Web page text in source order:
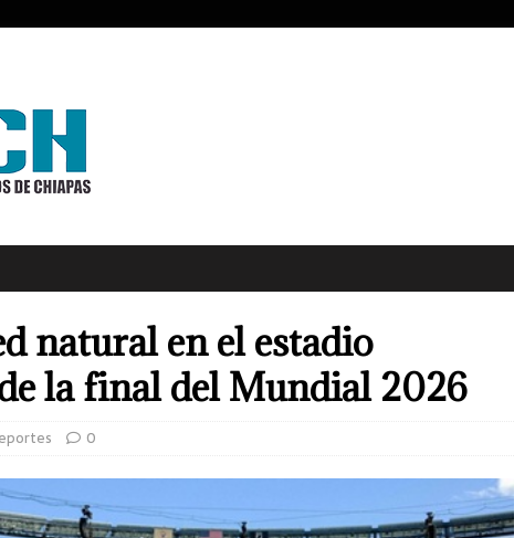
natural en el estadio
la final del Mundial 2026
0